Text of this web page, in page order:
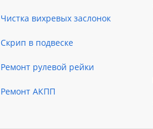
Чистка вихревых заслонок
Скрип в подвеске
Ремонт рулевой рейки
Ремонт АКПП